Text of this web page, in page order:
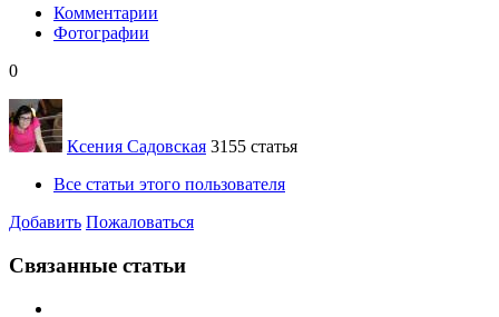
Комментарии
Фотографии
0
Ксения Садовская 3155 статья
Все статьи этого пользователя
Добавить Пожаловаться
Связанные статьи